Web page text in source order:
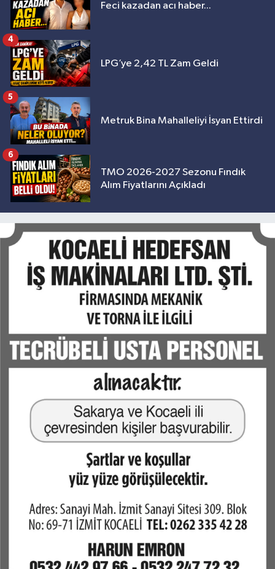
Feci kazadan acı haber...
LPG’ye 2,42 TL Zam Geldi
4
Metruk Bina Mahalleliyi İsyan Ettirdi
5
TMO 2026-2027 Sezonu Fındık
Alım Fiyatlarını Açıkladı
6